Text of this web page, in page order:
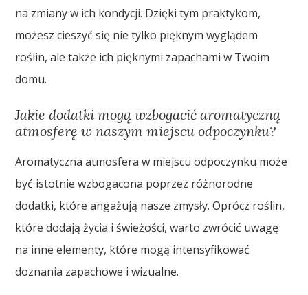
na zmiany w ich kondycji. Dzięki tym praktykom,
możesz cieszyć się nie tylko pięknym wyglądem
roślin, ale także ich pięknymi zapachami w Twoim
domu.
Jakie dodatki mogą wzbogacić aromatyczną
atmosferę w naszym miejscu odpoczynku?
Aromatyczna atmosfera w miejscu odpoczynku może
być istotnie wzbogacona poprzez różnorodne
dodatki, które angażują nasze zmysły. Oprócz roślin,
które dodają życia i świeżości, warto zwrócić uwagę
na inne elementy, które mogą intensyfikować
doznania zapachowe i wizualne.